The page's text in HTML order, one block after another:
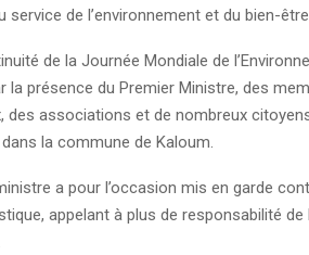
service de l’environnement et du bien-
de la Journée Mondiale de
la présence du Premier Ministre, des
des associations et de nombreux
la commune de Kaloum.
a pour l’occasion mis en garde
appelant à plus de responsabilité